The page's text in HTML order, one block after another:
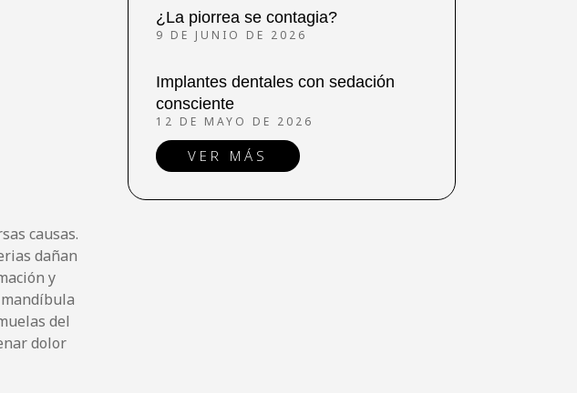
causas.
dañan
y
del
dolor
¿La piorrea se contagia?
9 DE JUNIO DE 2026
Implantes dentales con sedación
consciente
12 DE MAYO DE 2026
VER MÁS